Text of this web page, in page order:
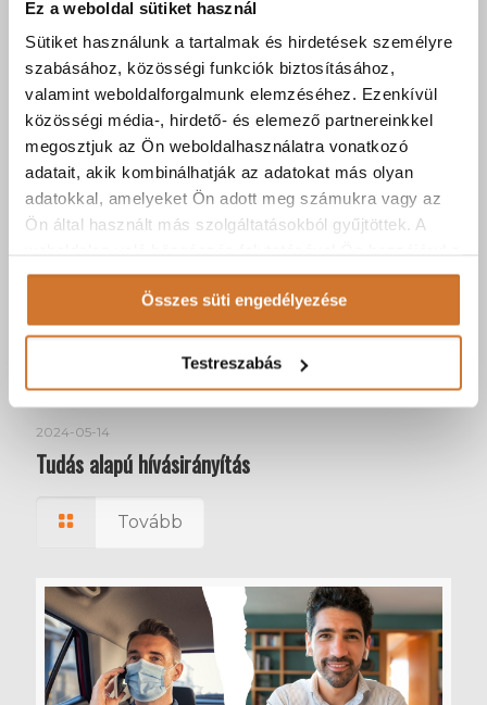
Ez a weboldal sütiket használ
Sütiket használunk a tartalmak és hirdetések személyre
szabásához, közösségi funkciók biztosításához,
valamint weboldalforgalmunk elemzéséhez. Ezenkívül
közösségi média-, hirdető- és elemező partnereinkkel
megosztjuk az Ön weboldalhasználatra vonatkozó
adatait, akik kombinálhatják az adatokat más olyan
adatokkal, amelyeket Ön adott meg számukra vagy az
Ön által használt más szolgáltatásokból gyűjtöttek. A
sütik használatához.
Összes süti engedélyezése
Testreszabás
XXI. századi telefonközpont a hibrid munkához is!
Tovább
2024-05-14
Tudás alapú hívásirányítás
Tovább